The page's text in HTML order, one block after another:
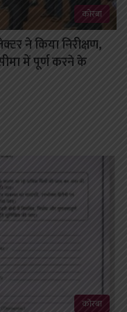
कोरबा
ने किया निरीक्षण,
में पूर्ण करने के
कोरबा